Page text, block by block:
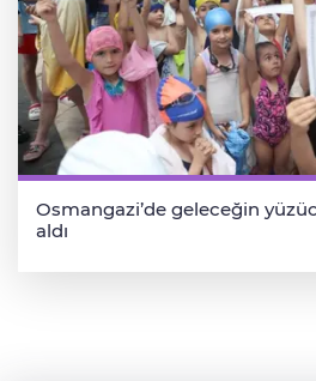
Osmangazi’de geleceğin
aldı